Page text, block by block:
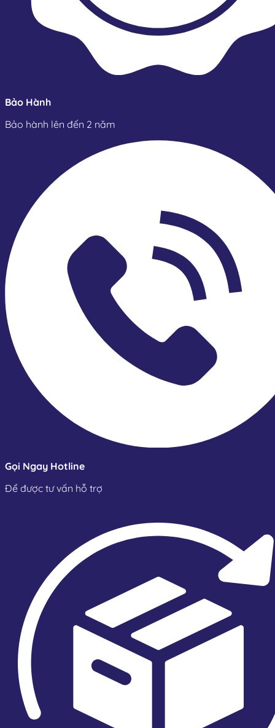
Bảo Hành
Bảo hành lên đến 2 năm
Gọi Ngay Hotline
Để được tư vấn hỗ trợ